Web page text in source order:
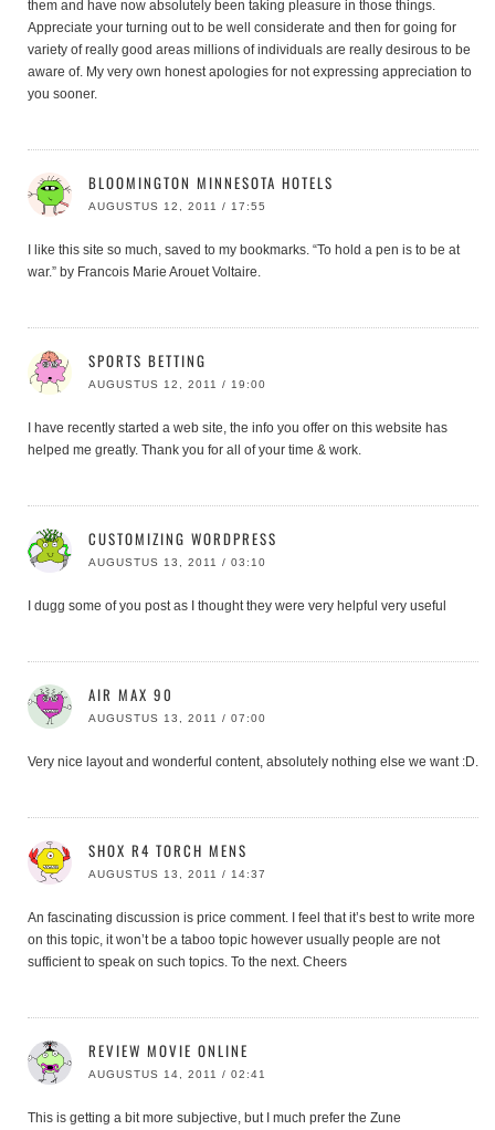
them and have now absolutely been taking pleasure in those things.
Appreciate your turning out to be well considerate and then for going for
variety of really good areas millions of individuals are really desirous to be
aware of. My very own honest apologies for not expressing appreciation to
you sooner.
BLOOMINGTON MINNESOTA HOTELS
AUGUSTUS 12, 2011 / 17:55
I like this site so much, saved to my bookmarks. “To hold a pen is to be at
war.” by Francois Marie Arouet Voltaire.
SPORTS BETTING
AUGUSTUS 12, 2011 / 19:00
I have recently started a web site, the info you offer on this website has
helped me greatly. Thank you for all of your time & work.
CUSTOMIZING WORDPRESS
AUGUSTUS 13, 2011 / 03:10
I dugg some of you post as I thought they were very helpful very useful
AIR MAX 90
AUGUSTUS 13, 2011 / 07:00
Very nice layout and wonderful content, absolutely nothing else we want :D.
SHOX R4 TORCH MENS
AUGUSTUS 13, 2011 / 14:37
An fascinating discussion is price comment. I feel that it’s best to write more
on this topic, it won’t be a taboo topic however usually people are not
sufficient to speak on such topics. To the next. Cheers
REVIEW MOVIE ONLINE
AUGUSTUS 14, 2011 / 02:41
This is getting a bit more subjective, but I much prefer the Zune